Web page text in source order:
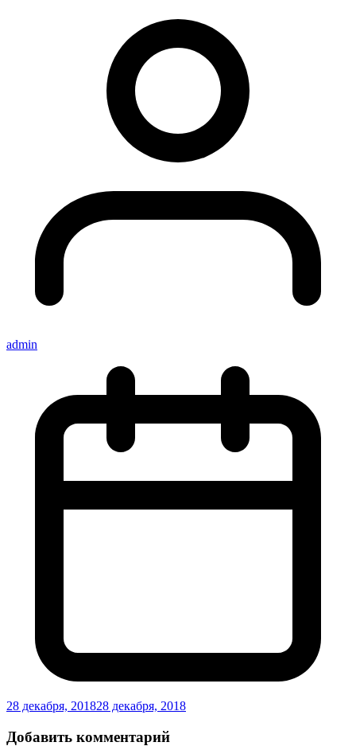
admin
28 декабря, 201828 декабря, 2018
Добавить комментарий